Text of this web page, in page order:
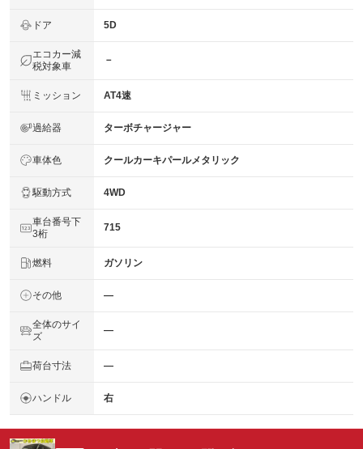
ドア 5D
エコカー減
税対象車
－
ミッション AT4速
過給器 ターボチャージャー
車体色 クールカーキパールメタリック
駆動方式 4WD
車台番号下
3桁
715
燃料 ガソリン
その他 ―
全体のサイ
ズ
―
荷台寸法 ―
ハンドル 右